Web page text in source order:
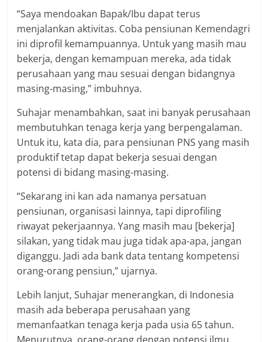
“Saya mendoakan Bapak/Ibu dapat terus
menjalankan aktivitas. Coba pensiunan Kemendagri
ini diprofil kemampuannya. Untuk yang masih mau
bekerja, dengan kemampuan mereka, ada tidak
perusahaan yang mau sesuai dengan bidangnya
masing-masing,” imbuhnya.
Suhajar menambahkan, saat ini banyak perusahaan
membutuhkan tenaga kerja yang berpengalaman.
Untuk itu, kata dia, para pensiunan PNS yang masih
produktif tetap dapat bekerja sesuai dengan
potensi di bidang masing-masing.
“Sekarang ini kan ada namanya persatuan
pensiunan, organisasi lainnya, tapi diprofiling
riwayat pekerjaannya. Yang masih mau [bekerja]
silakan, yang tidak mau juga tidak apa-apa, jangan
diganggu. Jadi ada bank data tentang kompetensi
orang-orang pensiun,” ujarnya.
Lebih lanjut, Suhajar menerangkan, di Indonesia
masih ada beberapa perusahaan yang
memanfaatkan tenaga kerja pada usia 65 tahun.